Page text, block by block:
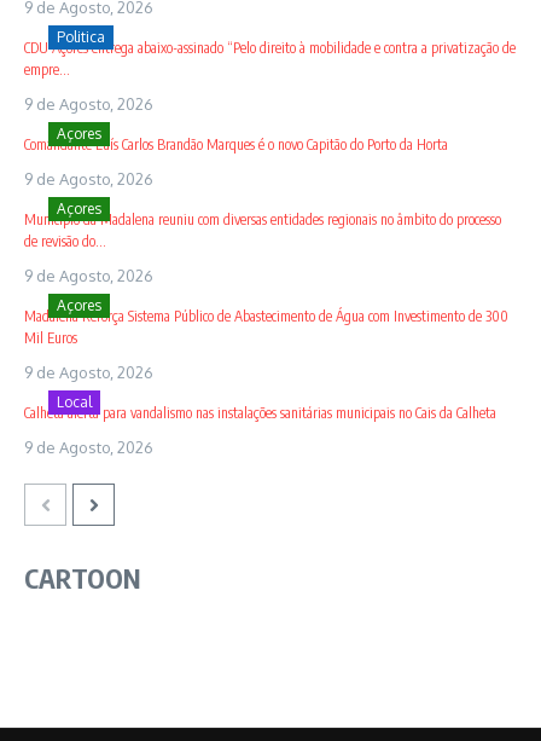
9 de Agosto, 2026
Politica
CDU Açores entrega abaixo-assinado “Pelo direito à mobilidade e contra a privatização de
empre...
9 de Agosto, 2026
Açores
Comandante Luís Carlos Brandão Marques é o novo Capitão do Porto da Horta
9 de Agosto, 2026
Açores
Município da Madalena reuniu com diversas entidades regionais no âmbito do processo
de revisão do...
9 de Agosto, 2026
Açores
Madalena Reforça Sistema Público de Abastecimento de Água com Investimento de 300
Mil Euros
9 de Agosto, 2026
Local
Calheta alerta para vandalismo nas instalações sanitárias municipais no Cais da Calheta
9 de Agosto, 2026
CARTOON